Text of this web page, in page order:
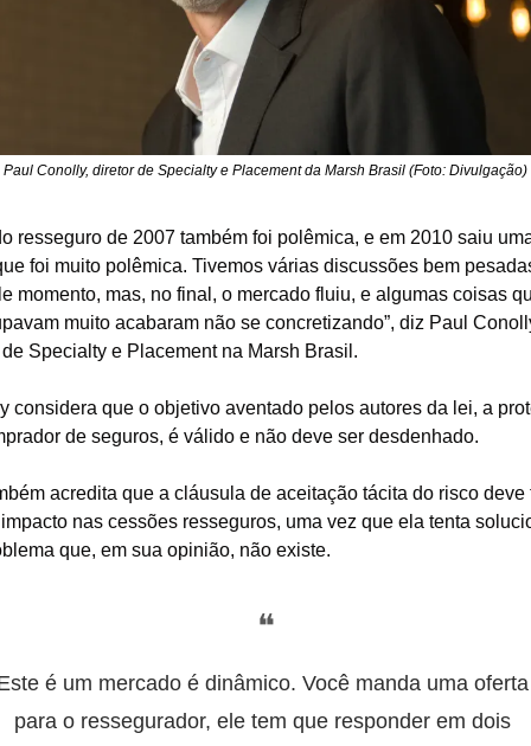
Paul Conolly, diretor de Specialty e Placement da Marsh Brasil (Foto: Divulgação)
resseguro de 2007 também foi polêmica, e em 2010 saiu
foi muito polêmica. Tivemos várias discussões bem
momento, mas, no final, o mercado fluiu, e algumas coisas
muito acabaram não se concretizando”, diz Paul
Specialty e Placement na Marsh Brasil.
considera que o objetivo aventado pelos autores da lei, a
de seguros, é válido e não deve ser desdenhado.
acredita que a cláusula de aceitação tácita do risco deve
nas cessões resseguros, uma vez que ela tenta
que, em sua opinião, não existe.
❝
é um mercado é dinâmico. Você manda uma oferta
para o ressegurador, ele tem que responder em dois